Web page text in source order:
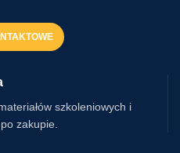
szkoleniowych i
zakupie.